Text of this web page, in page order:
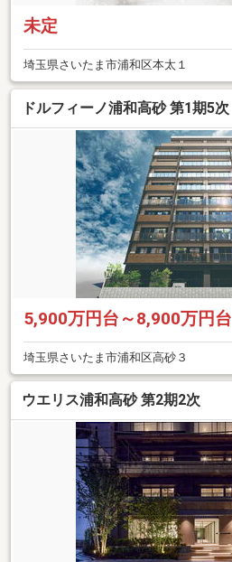
未定
埼玉県さいたま市浦和区本太１
ドルフィーノ浦和高砂 第1期5次
5,900万円台～8,900万円台
埼玉県さいたま市浦和区高砂３
ウエリス浦和高砂 第2期2次